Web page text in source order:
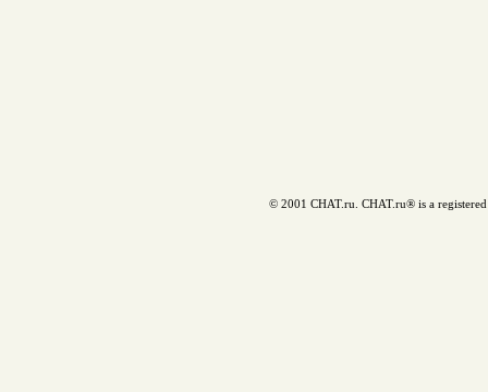
© 2001 CHAT.ru. CHAT.ru® is a